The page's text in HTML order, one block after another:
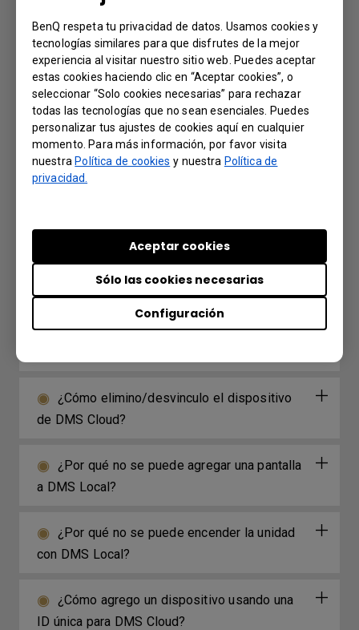
BenQ respeta tu privacidad de datos. Usamos cookies y
tecnologías similares para que disfrutes de la mejor
experiencia al visitar nuestro sitio web. Puedes aceptar
estas cookies haciendo clic en “Aceptar cookies”, o
seleccionar “Solo cookies necesarias” para rechazar
todas las tecnologías que no sean esenciales. Puedes
personalizar tus ajustes de cookies aquí en cualquier
momento. Para más información, por favor visita
nuestraPolítica de cookies y nuestra Política de
privacidad.
Configuración
Sólo las cookies necesarias
Aceptar cookies
Why can't I pair my IAM (Identity and
Access Management) account with AMS
(Account Management System), DMS (Device
Management Solution), or X-Sign Broadcast?
Why can't I download OTA (over the air)
updates for X-Sign Player?
¿Cuál es la diferencia entre DMS Cloud y
DMS Local?
¿Qué opciones/funciones puede controlar
¿Cómo elimino/desvinculo el dispositivo
de DMS Cloud?
¿Por qué no se puede agregar una pantalla
a DMS Local?
¿Por qué no se puede encender la unidad
con DMS Local?
¿Cómo agrego un dispositivo usando una
ID única para DMS Cloud?